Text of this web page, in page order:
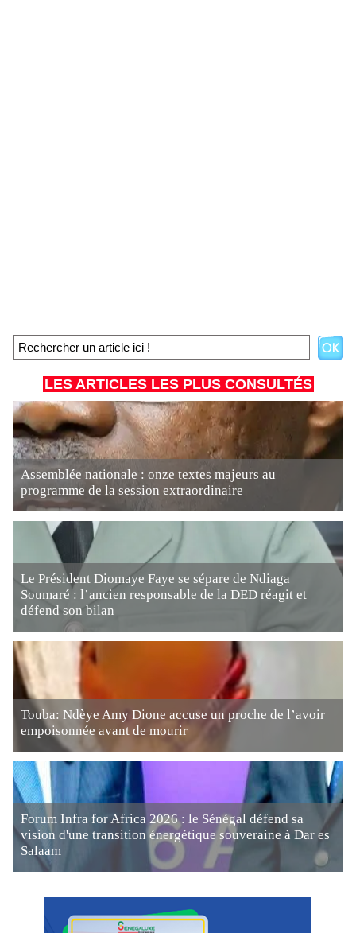
LES ARTICLES LES PLUS CONSULTÉS
Assemblée nationale : onze textes majeurs au
programme de la session extraordinaire
Le Président Diomaye Faye se sépare de Ndiaga
Soumaré : l’ancien responsable de la DED réagit et
défend son bilan
Touba: Ndèye Amy Dione accuse un proche de l’avoir
empoisonnée avant de mourir
Forum Infra for Africa 2026 : le Sénégal défend sa
vision d'une transition énergétique souveraine à Dar es
Salaam